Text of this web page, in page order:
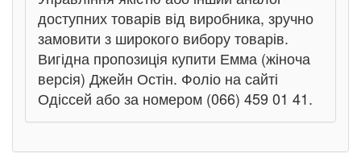
доступних товарів від виробника, зручно
замовити з широкого вибору товарів.
Вигідна пропозиція купити Емма (жіноча
версія) Джейн Остін. Фоліо на сайті
Одіссей або за номером (066) 459 01 41.